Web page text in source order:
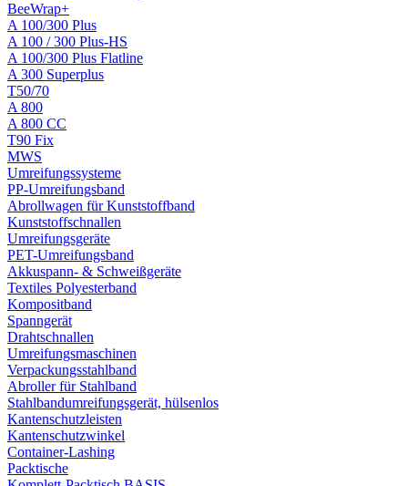
BeeWrap+
A 100/300 Plus
A 100 / 300 Plus-HS
A 100/300 Plus Flatline
A 300 Superplus
T50/70
A 800
A 800 CC
T90 Fix
MWS
Umreifungssysteme
PP-Umreifungsband
Abrollwagen für Kunststoffband
Kunststoffschnallen
Umreifungsgeräte
PET-Umreifungsband
Akkuspann- & Schweißgeräte
Textiles Polyesterband
Kompositband
Spanngerät
Drahtschnallen
Umreifungsmaschinen
Verpackungsstahlband
Abroller für Stahlband
Stahlbandumreifungsgerät, hülsenlos
Kantenschutzleisten
Kantenschutzwinkel
Container-Lashing
Packtische